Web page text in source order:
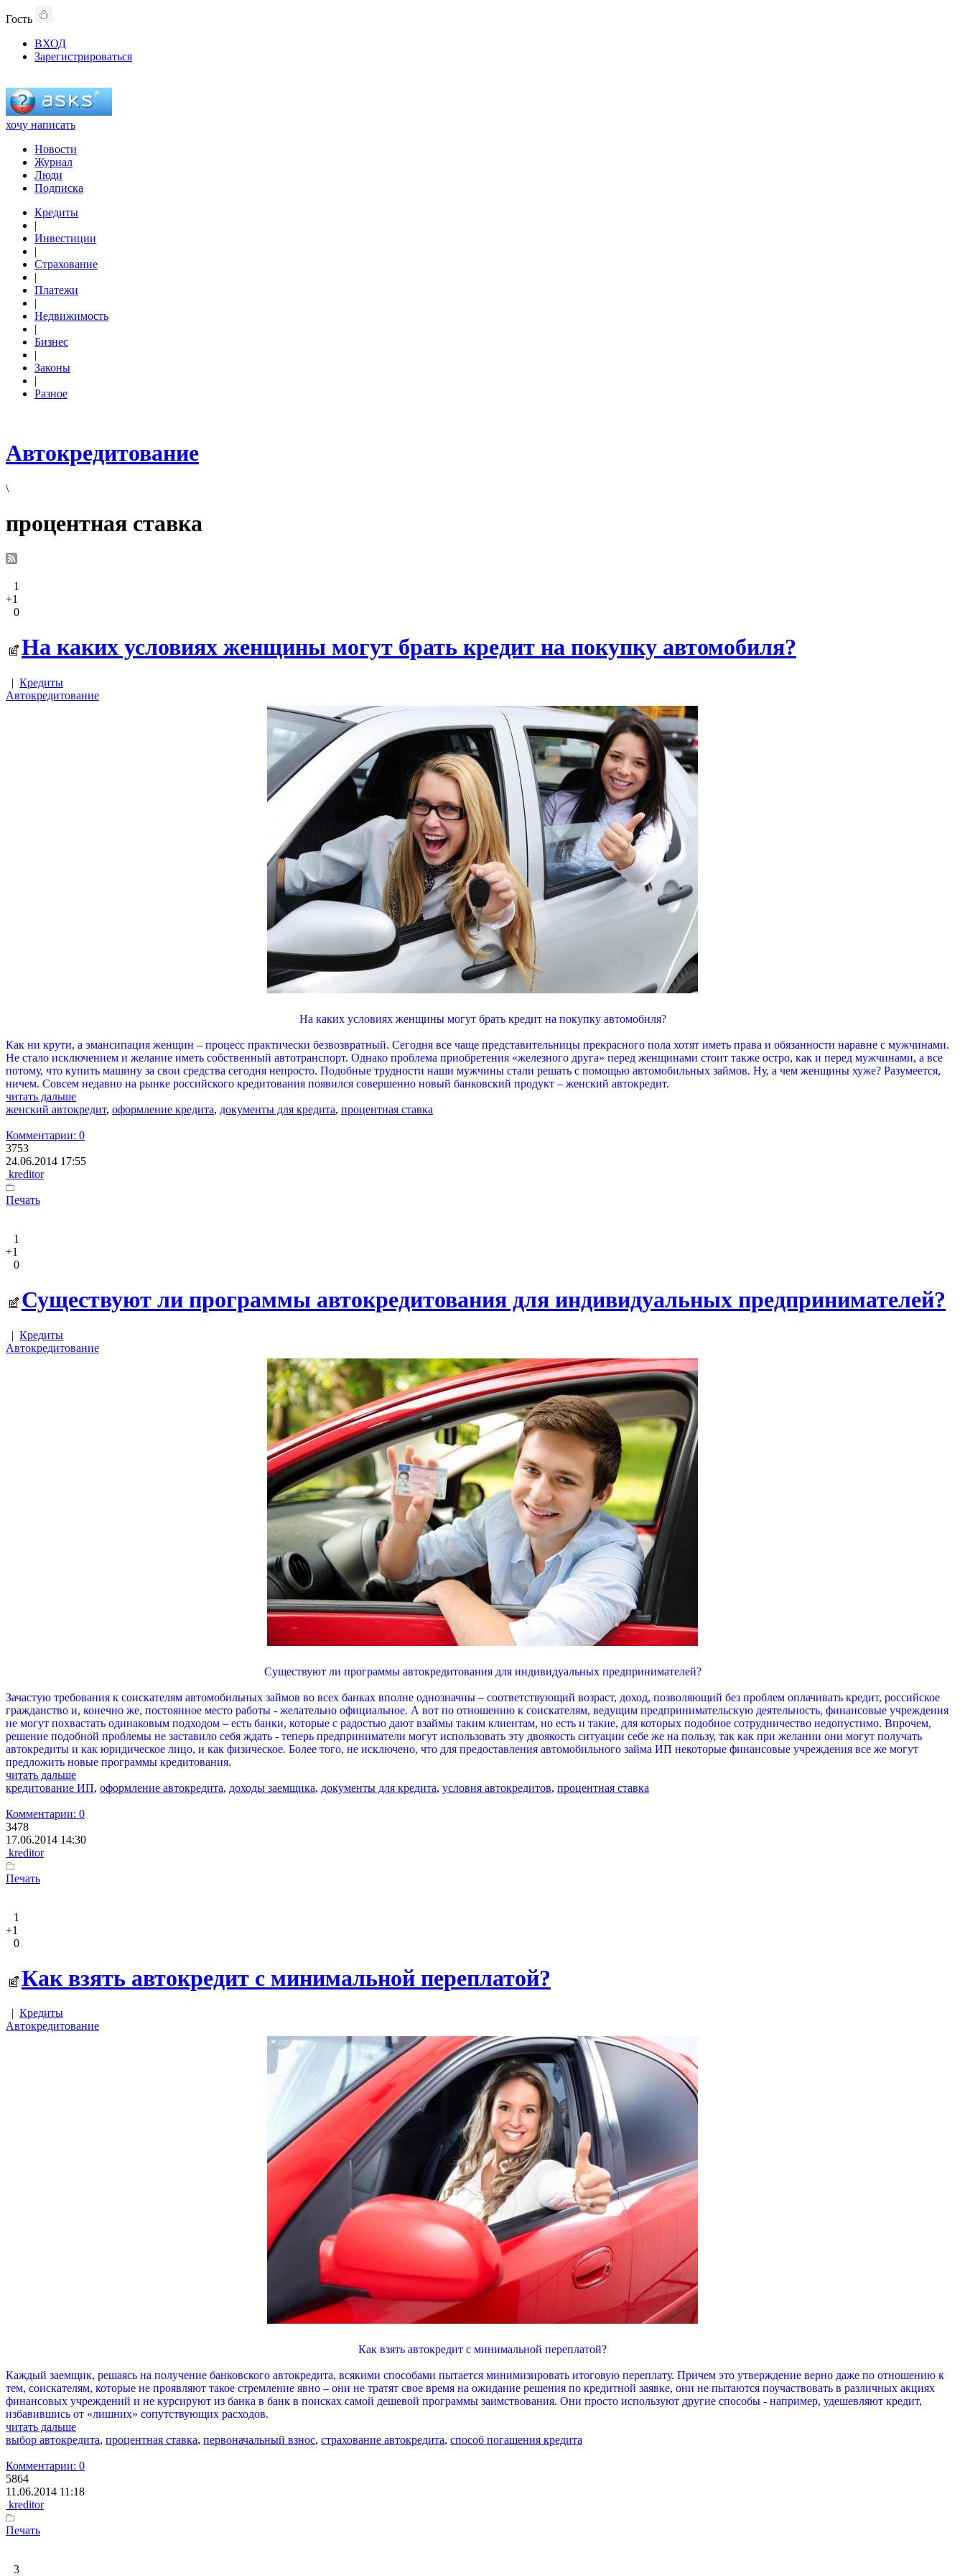
Гость
ВХОД
Зарегистрироваться
хочу написать
Новости
Журнал
Люди
Подписка
Кредиты
|
Инвестиции
|
Страхование
|
Платежи
|
Недвижимость
|
Бизнес
|
Законы
|
Разное
Автокредитование
\
процентная ставка
1
+1
0
На каких условиях женщины могут брать кредит на покупку автомобиля?
| Кредиты
Автокредитование
На каких условиях женщины могут брать кредит на покупку автомобиля?
Как ни крути, а эмансипация женщин – процесс практически безвозвратный. Сегодня все чаще представительницы прекрасного пола хотят иметь права и обязанности наравне с мужчинами.
Не стало исключением и желание иметь собственный автотранспорт. Однако проблема приобретения «железного друга» перед женщинами стоит также остро, как и перед мужчинами, а все
потому, что купить машину за свои средства сегодня непросто. Подобные трудности наши мужчины стали решать с помощью автомобильных займов. Ну, а чем женщины хуже? Разумеется,
ничем. Совсем недавно на рынке российского кредитования появился совершенно новый банковский продукт – женский автокредит.
читать дальше
женский автокредит, оформление кредита, документы для кредита, процентная ставка
Комментарии: 0
3753
24.06.2014 17:55
kreditor
Печать
1
+1
0
Существуют ли программы автокредитования для индивидуальных предпринимателей?
| Кредиты
Автокредитование
Существуют ли программы автокредитования для индивидуальных предпринимателей?
Зачастую требования к соискателям автомобильных займов во всех банках вполне однозначны – соответствующий возраст, доход, позволяющий без проблем оплачивать кредит, российское
гражданство и, конечно же, постоянное место работы - желательно официальное. А вот по отношению к соискателям, ведущим предпринимательскую деятельность, финансовые учреждения
не могут похвастать одинаковым подходом – есть банки, которые с радостью дают взаймы таким клиентам, но есть и такие, для которых подобное сотрудничество недопустимо. Впрочем,
решение подобной проблемы не заставило себя ждать - теперь предприниматели могут использовать эту двоякость ситуации себе же на пользу, так как при желании они могут получать
автокредиты и как юридическое лицо, и как физическое. Более того, не исключено, что для предоставления автомобильного займа ИП некоторые финансовые учреждения все же могут
предложить новые программы кредитования.
читать дальше
кредитование ИП, оформление автокредита, доходы заемщика, документы для кредита, условия автокредитов, процентная ставка
Комментарии: 0
3478
17.06.2014 14:30
kreditor
Печать
1
+1
0
Как взять автокредит с минимальной переплатой?
| Кредиты
Автокредитование
Как взять автокредит с минимальной переплатой?
Каждый заемщик, решаясь на получение банковского автокредита, всякими способами пытается минимизировать итоговую переплату. Причем это утверждение верно даже по отношению к
тем, соискателям, которые не проявляют такое стремление явно – они не тратят свое время на ожидание решения по кредитной заявке, они не пытаются поучаствовать в различных акциях
финансовых учреждений и не курсируют из банка в банк в поисках самой дешевой программы заимствования. Они просто используют другие способы - например, удешевляют кредит,
избавившись от «лишних» сопутствующих расходов.
читать дальше
выбор автокредита, процентная ставка, первоначальный взнос, страхование автокредита, способ погашения кредита
Комментарии: 0
5864
11.06.2014 11:18
kreditor
Печать
3